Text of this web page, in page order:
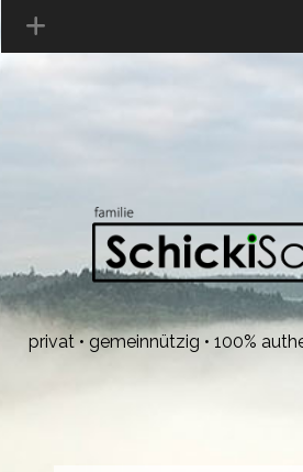
privat • gemeinnützig • 100%